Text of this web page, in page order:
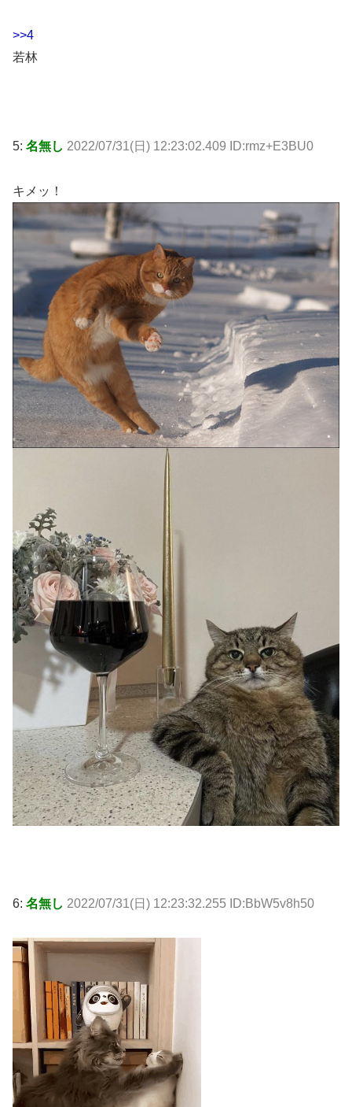
>>4
若林
5: 名無し 2022/07/31(日) 12:23:02.409 ID:rmz+E3BU0
キメッ！
6: 名無し 2022/07/31(日) 12:23:32.255 ID:BbW5v8h50